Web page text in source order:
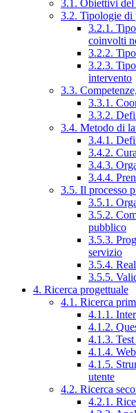
3.1. Obiettivi del
3.2. Tipologie di
3.2.1.
coinvolti
3.2.2.
3.2.3.
intervento
3.3.
3.3.1.
3.3.2.
3.4. Metodo di
3.4.1.
3.4.2.
3.4.3.
3.4.4.
3.5. Il processo
3.5.1.
3.5.2.
pubblico
3.5.3.
servizio
3.5.4.
3.5.5.
4. Ricerca progettuale
4.1. Ricerca
4.1.1.
4.1.2.
4.1.3.
4.1.4.
4.1.5.
utente
4.2. Ricerca
4.2.1.